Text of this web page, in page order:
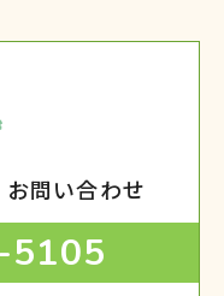
お問い合わせ